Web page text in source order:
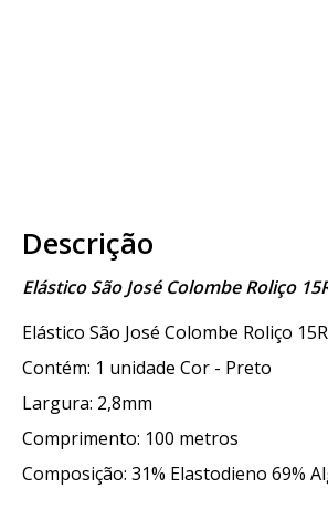
Descrição
Elástico São José Colombe Roliço
Elástico São José Colombe Roliço
Contém: 1 unidade Cor - Preto
Largura: 2,8mm
Comprimento: 100 metros
Composição: 31% Elastodieno 69%